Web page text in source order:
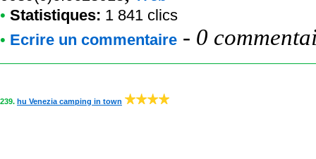
• Statistiques: 1 841 clics
• Ecrire un commentaire - 0
239. hu Venezia camping in town